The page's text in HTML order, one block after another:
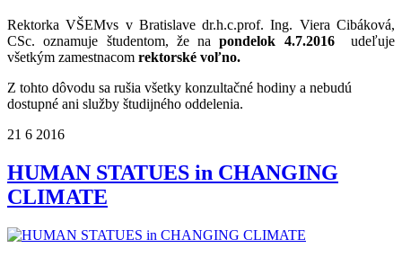
Rektorka VŠEMvs v Bratislave dr.h.c.prof. Ing. Viera Cibáková,
CSc. oznamuje študentom, že napondelok 4.7.2016
udeľuje
všetkým zamestnacom rektorské voľno.
Z tohto dôvodu sa rušia všetky konzultačné hodiny a nebudú
dostupné ani služby študijného oddelenia.
21 6 2016
HUMAN STATUES in CHANGING
CLIMATE